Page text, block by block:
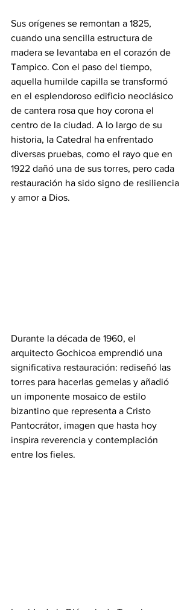
Sus orígenes se remontan a 1825,
cuando una sencilla estructura de
madera se levantaba en el corazón de
Tampico. Con el paso del tiempo,
aquella humilde capilla se transformó
en el esplendoroso edificio neoclásico
de cantera rosa que hoy corona el
centro de la ciudad. A lo largo de su
historia, la Catedral ha enfrentado
diversas pruebas, como el rayo que en
1922 dañó una de sus torres, pero cada
restauración ha sido signo de resiliencia
y amor a Dios.
Durante la década de 1960, el
arquitecto Gochicoa emprendió una
significativa restauración: rediseñó las
torres para hacerlas gemelas y añadió
un imponente mosaico de estilo
bizantino que representa a Cristo
Pantocrátor, imagen que hasta hoy
inspira reverencia y contemplación
entre los fieles.